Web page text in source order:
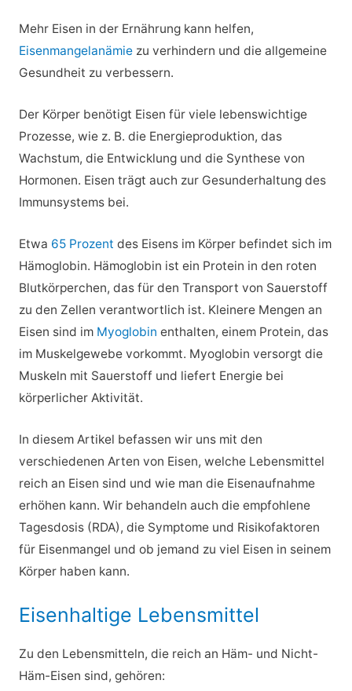
Mehr Eisen in der Ernährung kann helfen,
Eisenmangelanämiezu verhindern und die allgemeine
Gesundheit zu verbessern.
Der Körper benötigt Eisen für viele lebenswichtige
Prozesse, wie z. B. die Energieproduktion, das
Wachstum, die Entwicklung und die Synthese von
Hormonen. Eisen trägt auch zur Gesunderhaltung des
Immunsystems bei.
Etwa 65 Prozent des Eisens im Körper befindet sich im
Hämoglobin. Hämoglobin ist ein Protein in den roten
Blutkörperchen, das für den Transport von Sauerstoff
zu den Zellen verantwortlich ist. Kleinere Mengen an
Eisen sind im Myoglobin enthalten, einem Protein, das
im Muskelgewebe vorkommt. Myoglobin versorgt die
Muskeln mit Sauerstoff und liefert Energie bei
körperlicher Aktivität.
In diesem Artikel befassen wir uns mit den
verschiedenen Arten von Eisen, welche Lebensmittel
reich an Eisen sind und wie man die Eisenaufnahme
erhöhen kann. Wir behandeln auch die empfohlene
Tagesdosis (RDA), die Symptome und Risikofaktoren
für Eisenmangel und ob jemand zu viel Eisen in seinem
Körper haben kann.
Eisenhaltige Lebensmittel
Zu den Lebensmitteln, die reich an Häm- und Nicht-
Häm-Eisen sind, gehören: